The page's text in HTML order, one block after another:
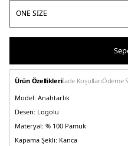
Ürün Özellikleriİade KoşullarıÖdeme
Model: Anahtarlık
Desen: Logolu
Materyal: % 100 Pamuk
Kapama Şekli: Kanca